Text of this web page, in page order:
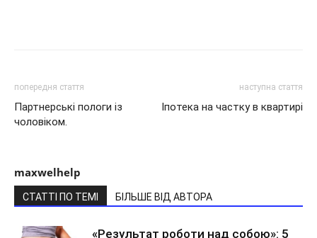
попередня стаття
Партнерські пологи із
чоловіком.
наступна стаття
Іпотека на частку в квартирі
maxwelhelp
СТАТТІ ПО ТЕМІ БІЛЬШЕ ВІД АВТОРА
«Результат роботи над собою»: 5